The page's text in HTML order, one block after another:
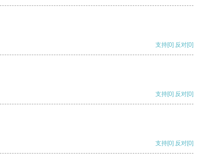
支持[0] 反对[0]
支持[0] 反对[0]
支持[0] 反对[0]